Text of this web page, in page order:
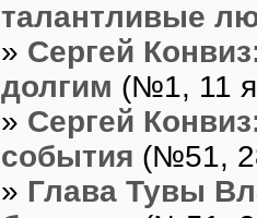
талантливые
» Сергей
долгим (№1, 11
» Сергей
события (№51,
» Глава Тувы